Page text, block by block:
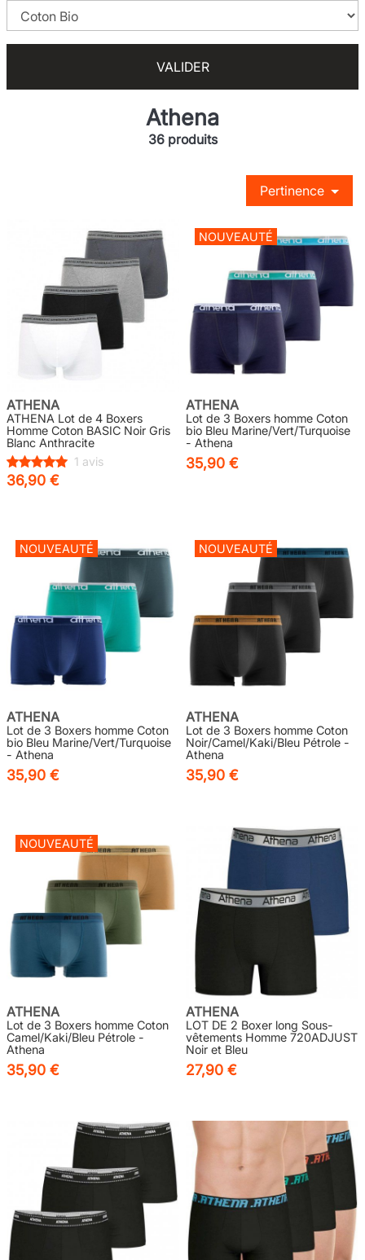
VALIDER
Athena
36 produits
Pertinence
ATHENA
ATHENA Lot de 4 Boxers
Homme Coton BASIC Noir Gris
Blanc Anthracite
1 avis
36,90 €
NOUVEAUTÉ
ATHENA
Lot de 3 Boxers homme Coton
bio Bleu Marine/Vert/Turquoise
- Athena
35,90 €
NOUVEAUTÉ
ATHENA
Lot de 3 Boxers homme Coton
bio Bleu Marine/Vert/Turquoise
- Athena
35,90 €
NOUVEAUTÉ
ATHENA
Lot de 3 Boxers homme Coton
Noir/Camel/Kaki/Bleu Pétrole -
Athena
35,90 €
NOUVEAUTÉ
ATHENA
Lot de 3 Boxers homme Coton
Camel/Kaki/Bleu Pétrole -
Athena
35,90 €
ATHENA
LOT DE 2 Boxer long Sous-
vêtements Homme 720ADJUST
Noir et Bleu
27,90 €